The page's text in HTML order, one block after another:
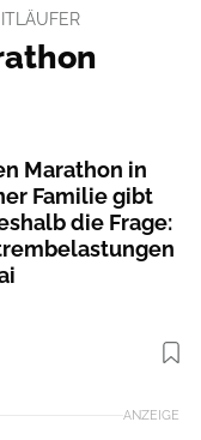
Marathon in
Familie gibt
die Frage:
Foto: Getty Images
ANZEIGE